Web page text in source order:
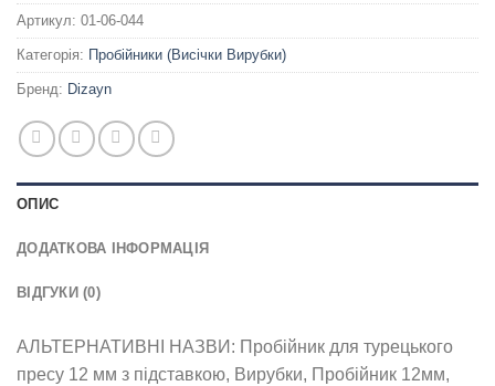
Артикул: 01-06-044
Категорія: Пробійники (Висічки Вирубки)
Бренд: Dizayn
ОПИС
ДОДАТКОВА ІНФОРМАЦІЯ
ВІДГУКИ (0)
АЛЬТЕРНАТИВНІ НАЗВИ: Пробійник для турецького
пресу 12 мм з підставкою, Вирубки, Пробійник 12мм,